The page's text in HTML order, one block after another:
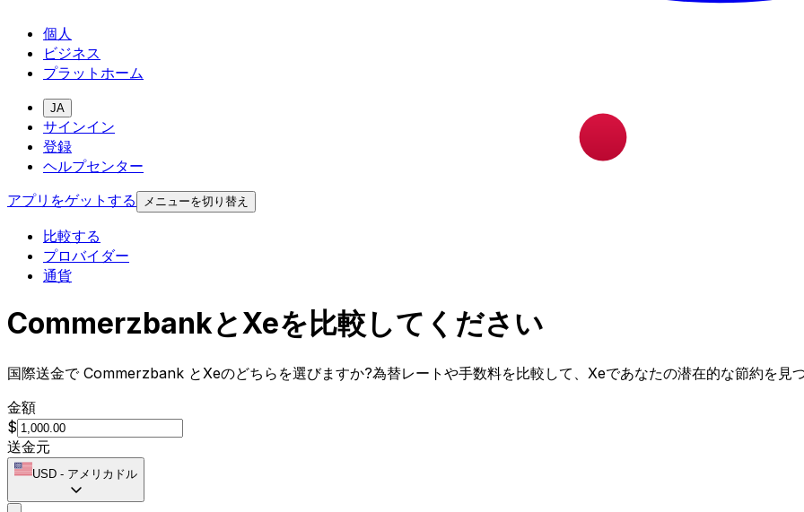
個人
ビジネス
プラットホーム
JA
サインイン
登録
ヘルプセンター
アプリをゲットする
メニューを切り替え
比較する
プロバイダー
通貨
CommerzbankとXeを比較してください
国際送金で Commerzbank とXeのどちらを選びますか?為替レートや手数料を比較して、Xeであなたの潜在的な節約を見つ
金額
$
送金元
USD - アメリカドル